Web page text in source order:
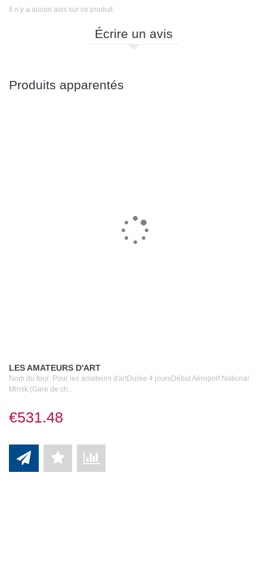
Il n’y a aucun avis sur ce produit.
Écrire un avis
Produits apparentés
LES AMATEURS D'ART
Nom du tour: Pour les amateurs d'artDurée 4 joursDébut Aéroport National
Minsk (Gare de ch..
€531.48